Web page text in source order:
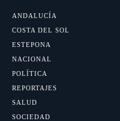
ANDALUCÍA
COSTA DEL SOL
ESTEPONA
NACIONAL
POLÍTICA
REPORTAJES
SALUD
SOCIEDAD